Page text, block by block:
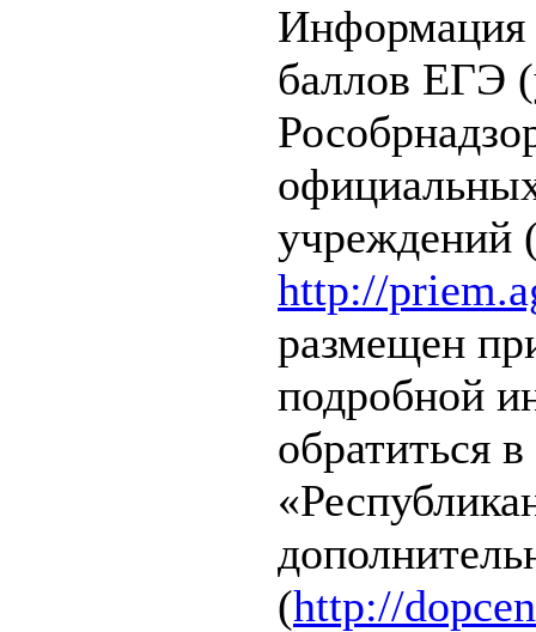
Информация
баллов ЕГЭ
учреждений
http://
размещен
подробной
(http://